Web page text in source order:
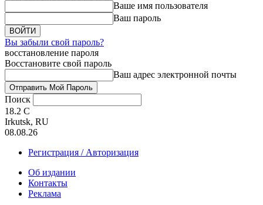
Ваше имя пользователя
Ваш пароль
Вы забыли свой пароль?
восстановление пароля
Восстановите свой пароль
Ваш адрес электронной почты
Поиск
18.2 C
Irkutsk, RU
08.08.26
Регистрация / Авторизация
Об издании
Контакты
Реклама